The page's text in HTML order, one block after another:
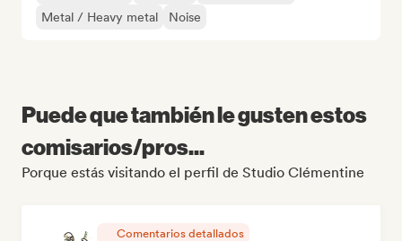
Metal / Heavy metal
Noise
Puede que también le gusten estos
comisarios/pros...
Porque estás visitando el perfil de Studio Clémentine
Comentarios detallados